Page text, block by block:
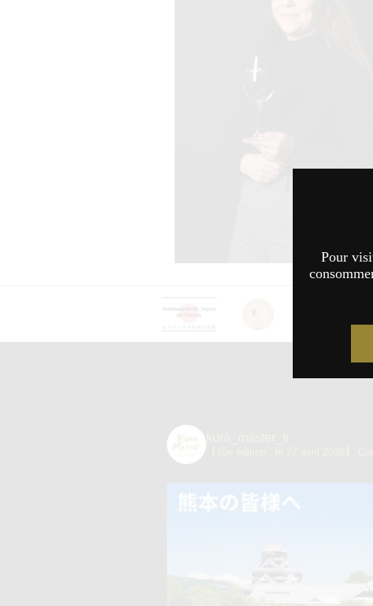
Pour